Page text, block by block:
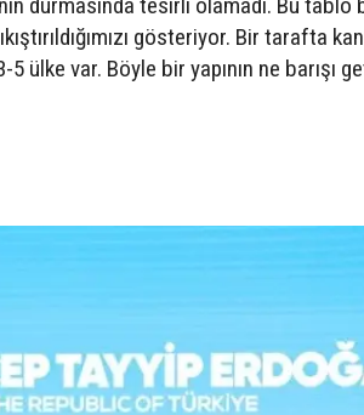
gösteriyor. Bir tarafta
ülke var. Böyle bir yapının ne barışı